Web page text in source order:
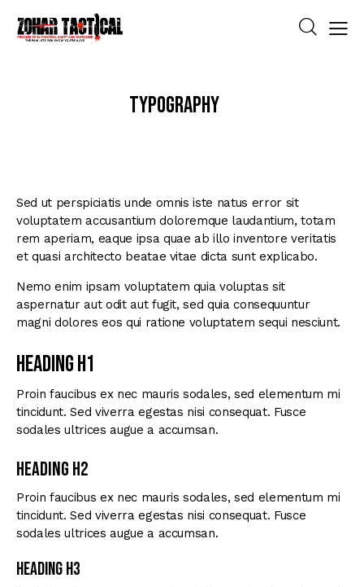
Typography
Sed ut perspiciatis unde omnis iste natus error sit
voluptatem accusantium doloremque laudantium, totam
rem aperiam, eaque ipsa quae ab illo inventore veritatis
et quasi architecto beatae vitae dicta sunt explicabo.
Nemo enim ipsam voluptatem quia voluptas sit
aspernatur aut odit aut fugit, sed quia consequuntur
magni dolores eos qui ratione voluptatem sequi nesciunt.
Heading H1
Proin faucibus ex nec mauris sodales, sed elementum mi
tincidunt. Sed viverra egestas nisi consequat. Fusce
sodales ultrices augue a accumsan.
Heading H2
Proin faucibus ex nec mauris sodales, sed elementum mi
tincidunt. Sed viverra egestas nisi consequat. Fusce
sodales ultrices augue a accumsan.
Heading H3